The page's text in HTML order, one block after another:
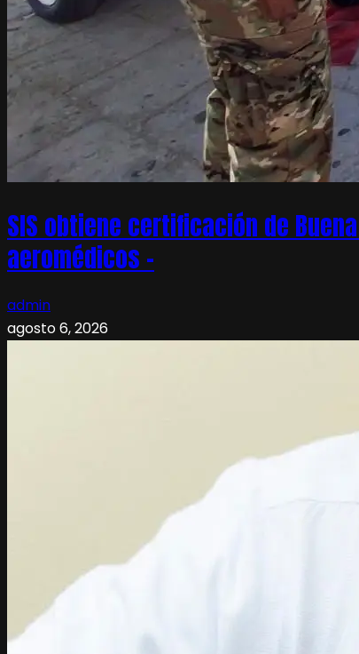
SIS obtiene certificación de
aeromédicos –
admin
agosto 6, 2026